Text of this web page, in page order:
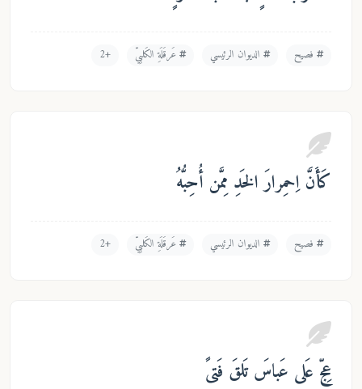
الديوان الرئيسي عَرقَلَةِ الكَلبِيّ +2
اِحمِرارَ الخَدِ مِمَّن أُحِبُّهُ
الديوان الرئيسي عَرقَلَةِ الكَلبِيّ +2
عَلى عَباسَ تَلقَ فَتىً